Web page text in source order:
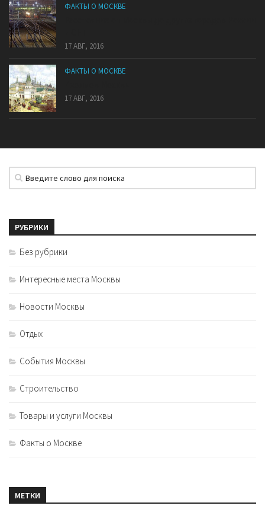
ФАКТЫ О МОСКВЕ
17 АВГ, 2016
ФАКТЫ О МОСКВЕ
17 АВГ, 2016
РУБРИКИ
Без рубрики
Интересные места Москвы
Новости Москвы
Отдых
События Москвы
Строительство
Товары и услуги Москвы
Факты о Москве
МЕТКИ